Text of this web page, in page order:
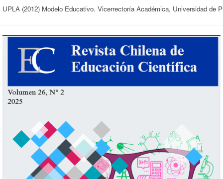
UPLA (2012) Modelo Educativo. Vicerrectoría Académica, Universidad de